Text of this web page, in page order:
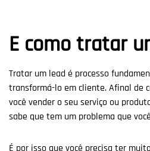
E como tratar
Tratar um lead é processo
transformá-lo em cliente. Afinal de
você vender o seu serviço ou
sabe que tem um problema que
É por isso que você precisa ter